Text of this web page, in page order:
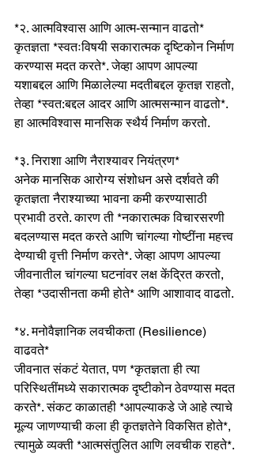
*२. आत्मविश्वास आणि आत्म-सन्मान वाढतो*
कृतज्ञता *स्वतःविषयी सकारात्मक दृष्टिकोन निर्माण
करण्यास मदत करते*. जेव्हा आपण आपल्या
यशाबद्दल आणि मिळालेल्या मदतीबद्दल कृतज्ञ राहतो,
तेव्हा *स्वत:बद्दल आदर आणि आत्मसन्मान वाढतो*.
हा आत्मविश्वास मानसिक स्थैर्य निर्माण करतो.
*३. निराशा आणि नैराश्यावर नियंत्रण*
अनेक मानसिक आरोग्य संशोधन असे दर्शवते की
कृतज्ञता नैराश्याच्या भावना कमी करण्यासाठी
प्रभावी ठरते. कारण ती *नकारात्मक विचारसरणी
बदलण्यास मदत करते आणि चांगल्या गोष्टींना महत्त्व
देण्याची वृत्ती निर्माण करते*. जेव्हा आपण आपल्या
जीवनातील चांगल्या घटनांवर लक्ष केंद्रित करतो,
तेव्हा *उदासीनता कमी होते* आणि आशावाद वाढतो.
*४. मनोवैज्ञानिक लवचीकता (Resilience)
वाढवते*
जीवनात संकटं येतात, पण *कृतज्ञता ही त्या
परिस्थितींमध्ये सकारात्मक दृष्टीकोन ठेवण्यास मदत
करते*. संकट काळातही *आपल्याकडे जे आहे त्याचे
मूल्य जाणण्याची कला ही कृतज्ञतेने विकसित होते*,
त्यामुळे व्यक्ती *आत्मसंतुलित आणि लवचीक राहते*.